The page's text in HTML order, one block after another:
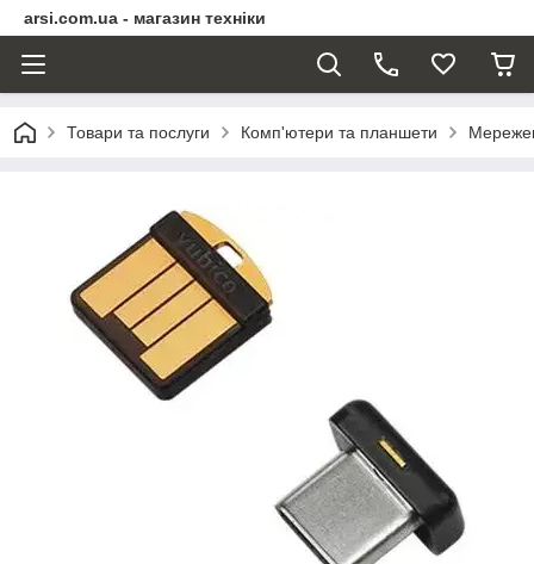
arsi.com.ua - магазин техніки
Товари та послуги Комп'ютери та планшети